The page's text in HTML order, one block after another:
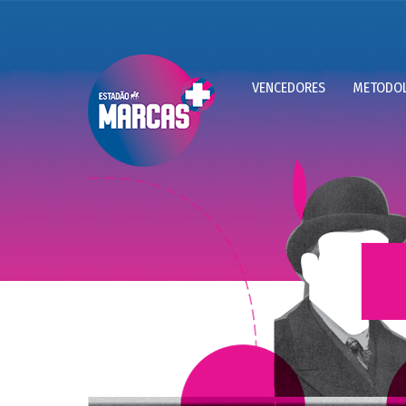
VENCEDORES